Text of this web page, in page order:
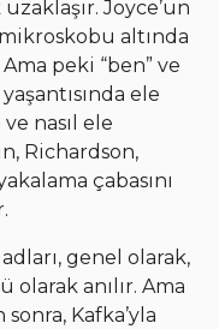
Joyce’un
altında
peki “ben” ve
ele
nasıl ele
Richardson,
çabasını
genel olarak,
anılır. Ama
Kafka’yla